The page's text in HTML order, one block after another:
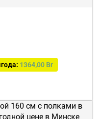
1364,00 Br